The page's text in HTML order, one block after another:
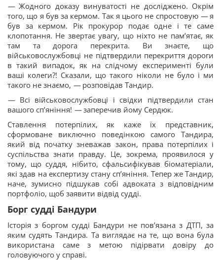
—Жодного доказу винуватості не досліджено. Окрім
того, що я був за кермом. Так я цього не спростовую —я
був за кермом. Рік прокурор подає одне і те саме
клопотання. Не звертає увагу, що ніхто не памʼятає, як
там та дорога перекрита. Ви знаєте, що
військовослужбовці не підтвердили перекриття дороги
в такий випадок, як на слідчому експерименті були
ваші колеги?! Сказали, що такого ніколи не було і ми
такого не знаємо, —розповідав Тандир.
—Всі військовослужбовці і свідки підтвердили стан
вашого спʼяніння! —заперечив йому Сердюк.
Ставлення потерпілих, як каже їх представник,
сформоване виключно поведінкою самого Тандира,
який від початку зневажав закон, права потерпілих і
суспільства знати правду. Це, зокрема, проявилося у
тому, що суддя, нібито, сфальсифікував біоматеріали,
які здав на експертизу стану спʼяніння. Тепер же Тандир,
наче, зумисно підшукав собі адвоката з відповідним
портфоліо, щоб заявити відвід судді.
Борг судді Бандури
Історія з боргом судді Бандури не повʼязана з ДТП, за
яким судять Тандира. Та виглядає на те, що вона була
використана саме з метою підірвати довіру до
головуючого у справі.